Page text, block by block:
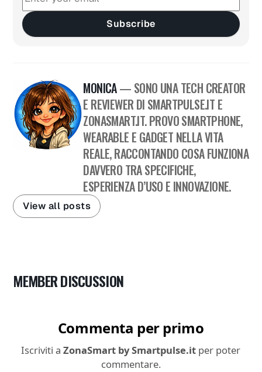
Subscribe
MONICA— SONO UNA TECH CREATOR
E REVIEWER DI SMARTPULSE.IT E
ZONASMART.IT. PROVO SMARTPHONE,
WEARABLE E GADGET NELLA VITA
REALE, RACCONTANDO COSA FUNZIONA
DAVVERO TRA SPECIFICHE,
ESPERIENZA D’USO E INNOVAZIONE.
View all posts
MEMBER DISCUSSION